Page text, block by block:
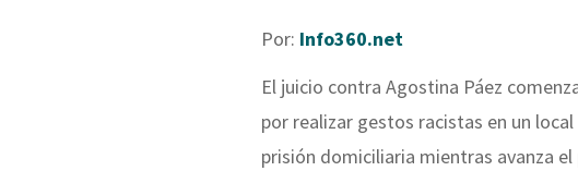
Por: Info360.net
El juicio contra Agostina Páez
por realizar gestos racistas en un
prisión domiciliaria mientras avanza